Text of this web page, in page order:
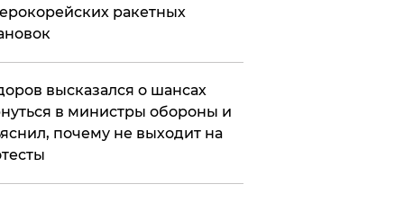
ракетных
высказался о шансах
в министры обороны и
почему не выходит на